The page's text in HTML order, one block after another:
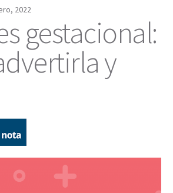
2022
gestacional:
y